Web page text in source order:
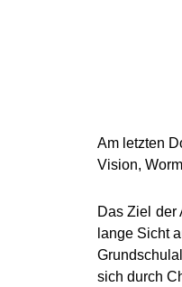
Am letzten
Vision,
Das Ziel der
lange Sicht
sich durch